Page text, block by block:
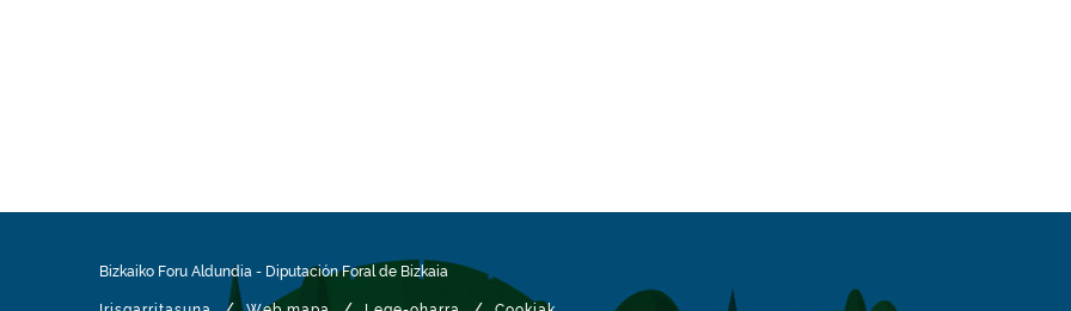
Bizkaiko Foru Aldundia - Diputación Foral de Bizkaia